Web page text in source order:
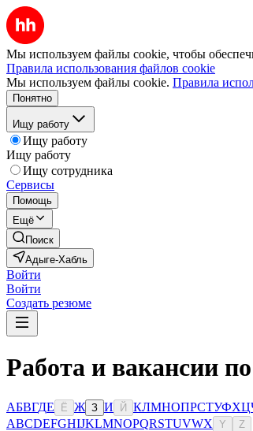
Мы используем файлы cookie, чтобы
Правила использования файлов cookie
Мы используем файлы cookie. Правила
Понятно
Ищу работу
Ищу работу
Ищу работу
Ищу сотрудника
Сервисы
Помощь
Ещё
Поиск
Адыге-Хабль
Войти
Войти
Создать резюме
Работа и вакансии
АБВГДЕ Ё Ж З И Й КЛМНОПРСТУФХЦ
ABCDEFGHIJKLMNOPQRSTUVWX Y Z